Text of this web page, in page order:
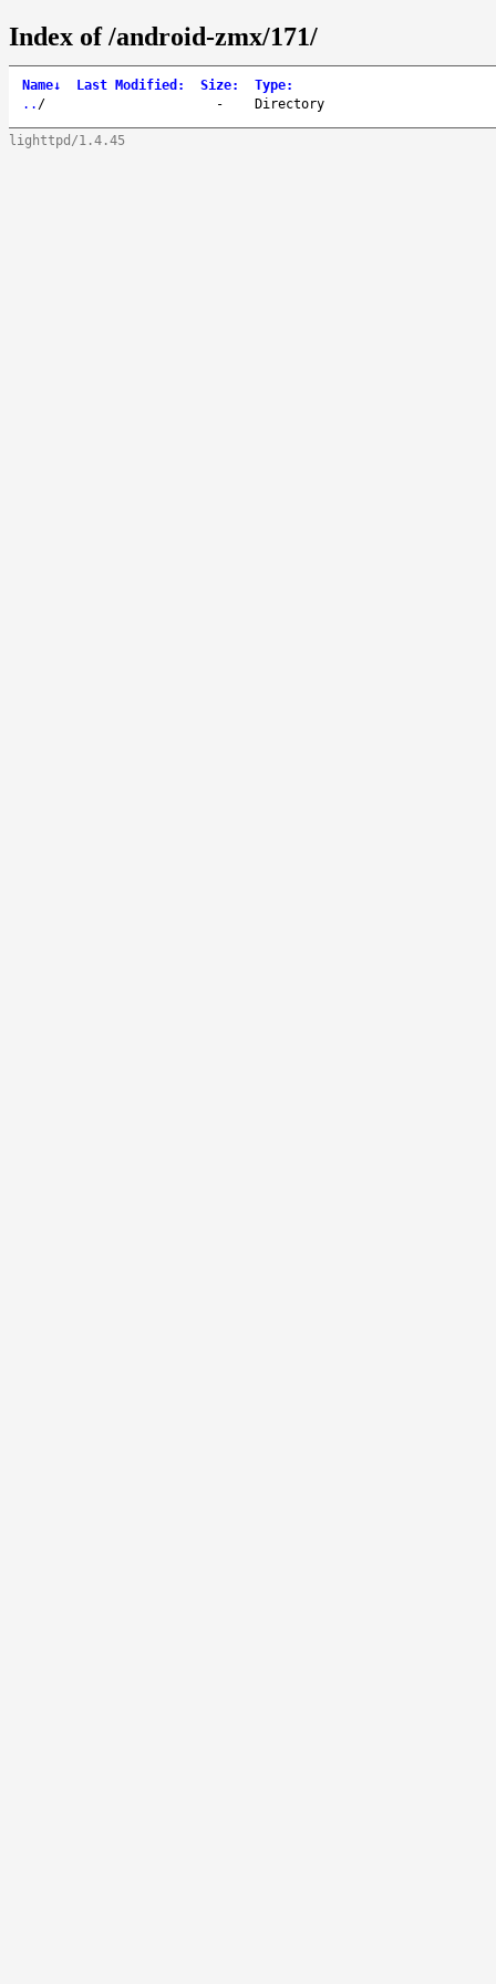
Index of /android-zmx/171/
Name↓ Last Modified : Size: Type:
.. / - Directory
lighttpd/1.4.45